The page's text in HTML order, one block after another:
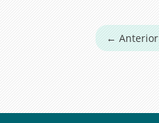
←Anterior